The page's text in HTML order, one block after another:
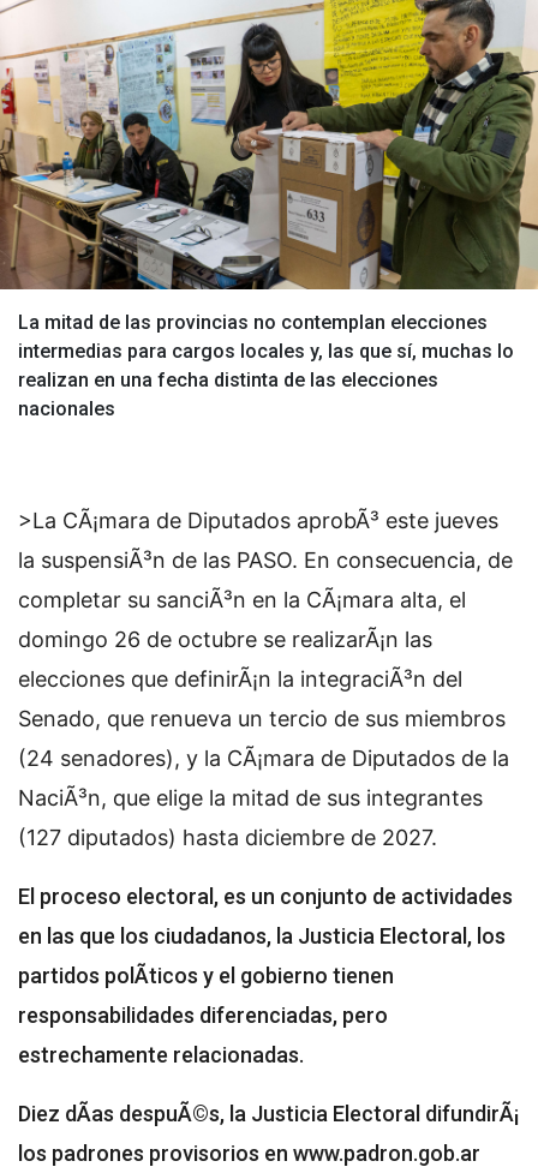
La mitad de las provincias no contemplan elecciones
intermedias para cargos locales y, las que sí, muchas lo
realizan en una fecha distinta de las elecciones
nacionales
>La CÃ¡mara de Diputados aprobÃ³ este jueves
la suspensiÃ³n de las PASO. En consecuencia, de
completar su sanciÃ³n en la CÃ¡mara alta, el
domingo 26 de octubre se realizarÃ¡n las
elecciones que definirÃ¡n la integraciÃ³n del
Senado, que renueva un tercio de sus miembros
(24 senadores), y la CÃ¡mara de Diputados de la
NaciÃ³n, que elige la mitad de sus integrantes
(127 diputados) hasta diciembre de 2027.
El proceso electoral, es un conjunto de actividades
en las que los ciudadanos, la Justicia Electoral, los
partidos polÃ­ticos y el gobierno tienen
responsabilidades diferenciadas, pero
estrechamente relacionadas.
Diez dÃ­as despuÃ©s, la Justicia Electoral difundirÃ¡
los padrones provisorios en www.padron.gob.ar